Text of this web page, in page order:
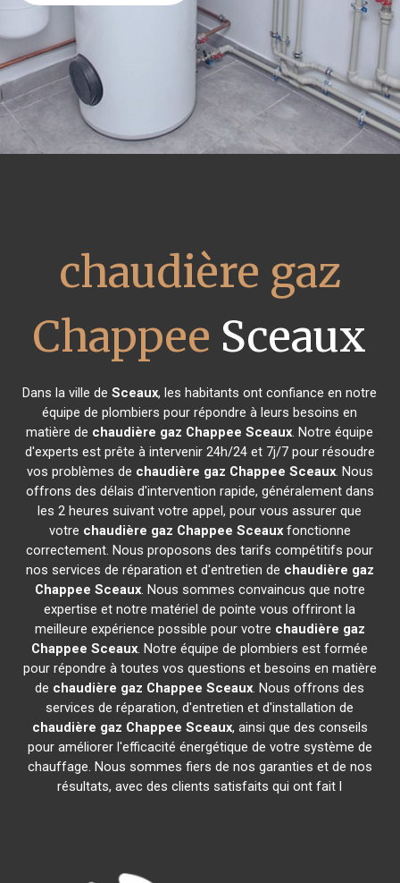
chaudière gaz
Chappee Sceaux
Dans la ville deSceaux, les habitants ont confiance en notre
équipe de plombiers pour répondre à leurs besoins en
matière de chaudière gaz Chappee Sceaux. Notre équipe
d'experts est prête à intervenir 24h/24 et 7j/7 pour résoudre
vos problèmes de chaudière gaz Chappee Sceaux. Nous
offrons des délais d'intervention rapide, généralement dans
les 2 heures suivant votre appel, pour vous assurer que
votre chaudière gaz Chappee Sceauxfonctionne
correctement. Nous proposons des tarifs compétitifs pour
nos services de réparation et d'entretien de chaudière gaz
Chappee Sceaux. Nous sommes convaincus que notre
expertise et notre matériel de pointe vous offriront la
meilleure expérience possible pour votre chaudière gaz
Chappee Sceaux. Notre équipe de plombiers est formée
pour répondre à toutes vos questions et besoins en matière
de chaudière gaz Chappee Sceaux. Nous offrons des
services de réparation, d'entretien et d'installation de
chaudière gaz Chappee Sceaux, ainsi que des conseils
pour améliorer l'efficacité énergétique de votre système de
chauffage. Nous sommes fiers de nos garanties et de nos
résultats, avec des clients satisfaits qui ont fait l